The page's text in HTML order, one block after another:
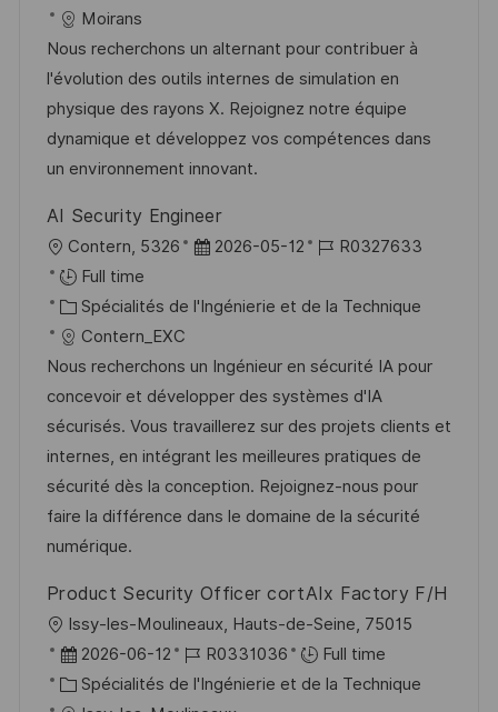
t
a
l
i
s
a
t
o
n
d
’
a
f
f
h
g
f
é
r
e
n
c
d
u
p
o
s
t
e
a
t
é
g
o
r
e
Moirans
Nous recherchons un alternant pour contribuer à
l'évolution des outils internes de simulation en
physique des rayons X. Rejoignez notre équipe
dynamique et développez vos compétences dans
un environnement innovant.
AI Security Engineer
o
c
a
l
i
s
a
t
i
o
Contern, 5326
D
t
d
’
a
f
f
i
g
2026-05-12
R
f
r
e
n
c
e
d
o
s
t
e
R0327633
Full time
C
a
t
é
g
o
r
i
e
Spécialités de l'Ingénierie et de la Technique
Contern_EXC
Nous recherchons un Ingénieur en sécurité IA pour
concevoir et développer des systèmes d'IA
sécurisés. Vous travaillerez sur des projets clients et
internes, en intégrant les meilleures pratiques de
sécurité dès la conception. Rejoignez-nous pour
faire la différence dans le domaine de la sécurité
numérique.
Product Security Officer cortAIx Factory F/H
o
c
Issy-les-Moulineaux, Hauts-de-Seine, 75015
D
a
2026-06-12
R
é
R0331036
Full time
C Spécialités de l'Ingénierie et de la Technique